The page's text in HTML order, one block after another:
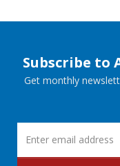
Subscribe to
Get monthly